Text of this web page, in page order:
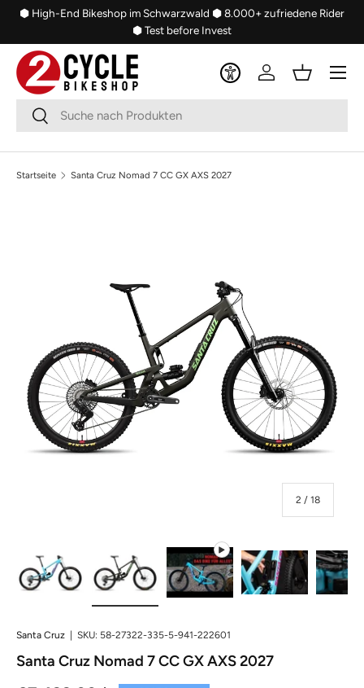
⬢ High-End Bikeshop im Schwarzwald ⬢ 8.000+ zufriedene Rider
⬢ Test before Invest
SuchenSuchen
Einloggen
Menü
Startseite Santa Cruz Nomad 7 CC GX AXS 2027
2 / von
18
Santa Cruz | SKU: 58-27322-335-5-941-222601
Santa Cruz Nomad 7 CC GX AXS 2027